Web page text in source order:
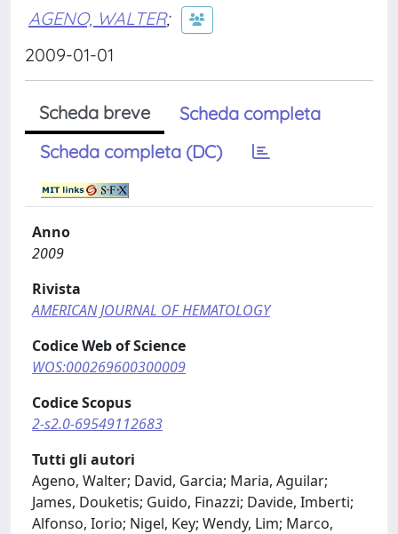
AGENO, WALTER;
2009-01-01
Scheda breve
Scheda completa
Scheda completa (DC)
Anno
2009
Rivista
AMERICAN JOURNAL OF HEMATOLOGY
Codice Web of Science
WOS:000269600300009
Codice Scopus
2-s2.0-69549112683
Tutti gli autori
Ageno, Walter; David, Garcia; Maria, Aguilar;
James, Douketis; Guido, Finazzi; Davide, Imberti;
Alfonso, Iorio; Nigel, Key; Wendy, Lim; Marco,